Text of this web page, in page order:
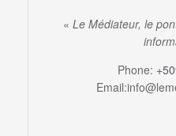
« Le Médiateur, le
Phone: